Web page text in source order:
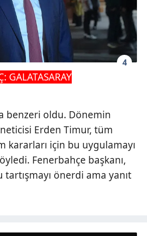
4
GALATASARAY
benzeri oldu. Dönemin
Erden Timur, tüm
kararları için bu uygulamayı
Fenerbahçe başkanı,
önerdi ama yanıt